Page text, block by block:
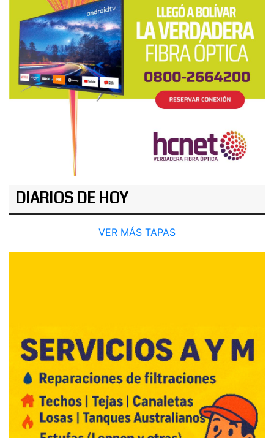
DIARIOS DE HOY
VER MÁS TAPAS